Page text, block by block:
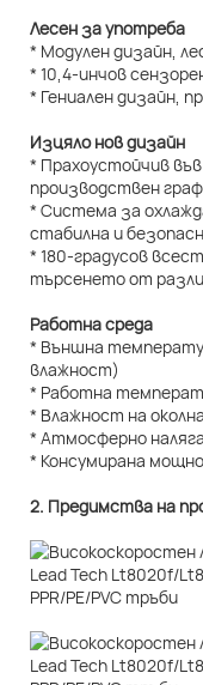
Лесен за употреба
* Модулен дизайн,
* 10,4-инчов
* Гениален дизайн,
Изцяло нов дизайн
* Прахоустойчив
производствен
* Система за
стабилна и
* 180-градусов
търсенето от
Работна среда
* Външна
влажност)
* Работна
* Влажност на
* Атмосферно
* Консумирана
2. Предимства на